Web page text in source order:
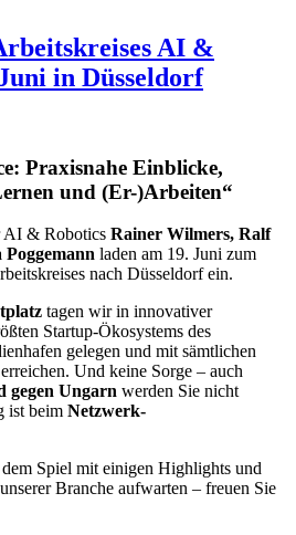
AI &
in Düsseldorf
Praxisnahe Einblicke,
und (Er-)Arbeiten“
AI & Robotics Rainer Wilmers, Ralf
laden am 19. Juni zum
nach Düsseldorf ein.
tagen wir in innovativer
Startup-Ökosystems des
gelegen und mit sämtlichen
Und keine Sorge – auch
gegen Ungarn werden Sie nicht
ist beim Netzwerk-
Spiel mit einigen Highlights und
Branche aufwarten – freuen Sie